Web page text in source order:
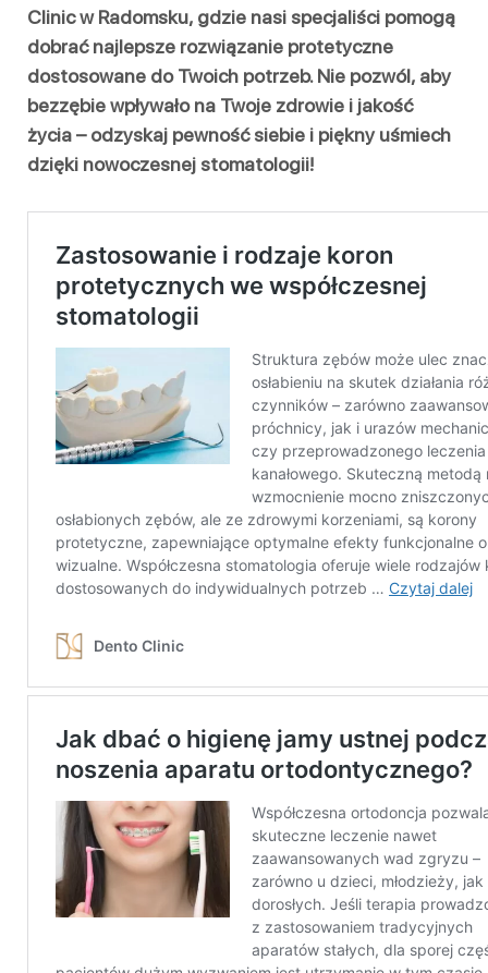
Clinic w Radomsku, gdzie nasi specjaliści pomogą
dobrać najlepsze rozwiązanie protetyczne
dostosowane do Twoich potrzeb. Nie pozwól, aby
bezzębie wpływało na Twoje zdrowie i jakość
życia – odzyskaj pewność siebie i piękny uśmiech
dzięki nowoczesnej stomatologii!